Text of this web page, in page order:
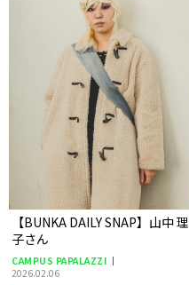
【BUNKA DAILY SNAP】山中 理
子さん
CAMPUS PAPALAZZI
2026.02.06